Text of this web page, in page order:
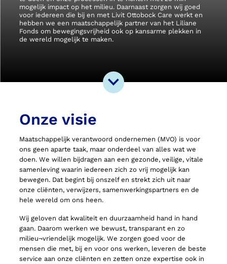
mogelijk impact op het milieu. Daarnaast zorgen wij goed
voor iedereen die bij en met Livit Ottobock Care werkt en
hebben we een maatschappelijk partner van het Liliane
Fonds om bewegingsvrijheid ook op kansarme plekken in
de wereld mogelijk te maken.
Onze visie
Maatschappelijk verantwoord ondernemen (MVO) is voor
ons geen aparte taak, maar onderdeel van alles wat we
doen. We willen bijdragen aan een gezonde, veilige, vitale
samenleving waarin iedereen zich zo vrij mogelijk kan
bewegen. Dat begint bij onszelf en strekt zich uit naar
onze cliënten, verwijzers, samenwerkingspartners en de
hele wereld om ons heen.
Wij geloven dat kwaliteit en duurzaamheid hand in hand
gaan. Daarom werken we bewust, transparant en zo
milieu¬vriendelijk mogelijk. We zorgen goed voor de
mensen die met, bij en voor ons werken, leveren de beste
service aan onze cliënten en zetten onze expertise ook in